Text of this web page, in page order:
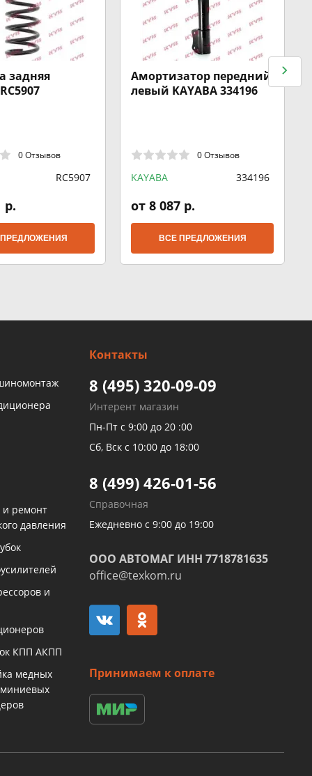
задняя
0 Отзывов
RC5907
р.
Амортизатор передний
левый KAYABA 334196
0 Отзывов
KAYABA 334196
от 8 087 р.
ВСЕ ПРЕДЛОЖЕНИЯ
и ремонт
давления
и
КПП АКПП
медных
Контакты
8 (495) 320-09-09
Интерент магазин
Пн-Пт с 9:00 до 20 :00
Сб, Вск с 10:00 до 18:00
8 (499) 426-01-56
Справочная
Ежедневно с 9:00 до 19:00
ООО АВТОМАГ ИНН 7718781635
office@texkom.ru
Принимаем к оплате